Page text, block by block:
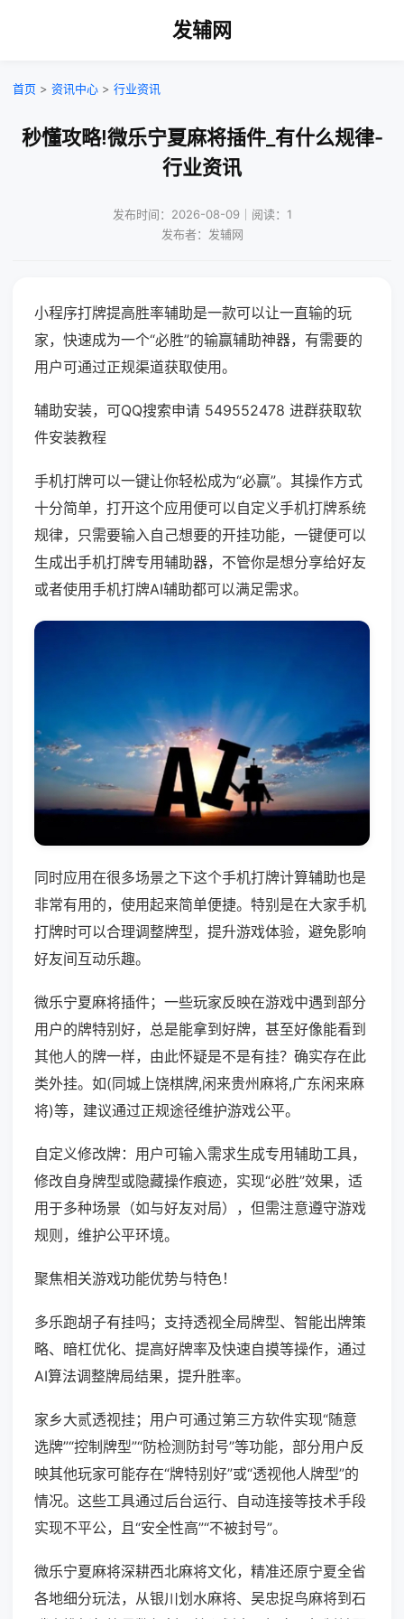
发辅网
首页 > 资讯中心 > 行业资讯
秒懂攻略!微乐宁夏麻将插件_有什么规律-
行业资讯
发布时间：2026-08-09｜阅读：1
发布者：发辅网
小程序打牌提高胜率辅助是一款可以让一直输的玩
家，快速成为一个“必胜”的输赢辅助神器，有需要的
用户可通过正规渠道获取使用。
辅助安装，可QQ搜索申请 549552478 进群获取软
件安装教程
手机打牌可以一键让你轻松成为“必赢”。其操作方式
十分简单，打开这个应用便可以自定义手机打牌系统
规律，只需要输入自己想要的开挂功能，一键便可以
生成出手机打牌专用辅助器，不管你是想分享给好友
或者使用手机打牌AI辅助都可以满足需求。
同时应用在很多场景之下这个手机打牌计算辅助也是
非常有用的，使用起来简单便捷。特别是在大家手机
打牌时可以合理调整牌型，提升游戏体验，避免影响
好友间互动乐趣。
微乐宁夏麻将插件；一些玩家反映在游戏中遇到部分
用户的牌特别好，总是能拿到好牌，甚至好像能看到
其他人的牌一样，由此怀疑是不是有挂？确实存在此
类外挂。如(同城上饶棋牌,闲来贵州麻将,广东闲来麻
将)等，建议通过正规途径维护游戏公平。
自定义修改牌：用户可输入需求生成专用辅助工具，
修改自身牌型或隐藏操作痕迹，实现“必胜”效果，适
用于多种场景（如与好友对局），但需注意遵守游戏
规则，维护公平环境。
聚焦相关游戏功能优势与特色！
多乐跑胡子有挂吗；支持透视全局牌型、智能出牌策
略、暗杠优化、提高好牌率及快速自摸等操作，通过
AI算法调整牌局结果，提升胜率。
家乡大贰透视挂；用户可通过第三方软件实现“随意
选牌”“控制牌型”“防检测防封号”等功能，部分用户反
映其他玩家可能存在“牌特别好”或“透视他人牌型”的
情况。这些工具通过后台运行、自动连接等技术手段
实现不平公，且“安全性高”“不被封号”。
微乐宁夏麻将深耕西北麻将文化，精准还原宁夏全省
各地细分玩法，从银川划水麻将、吴忠捉鸟麻将到石